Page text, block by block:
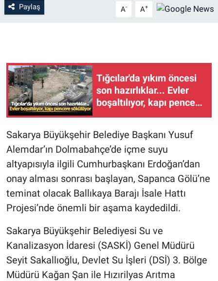
Paylaş A- A+
Tığcılar'da yıkım öncesi
son hazırlıklar... Evler
boşaltılıyor, kapı pencere
sökülüyor
Sakarya Büyükşehir Belediye Başkanı Yusuf
Alemdar’ın Dolmabahçe’de içme suyu
altyapısıyla ilgili Cumhurbaşkanı Erdoğan’dan
onay alması sonrası başlayan, Sapanca Gölü’ne
teminat olacak Ballıkaya Barajı İsale Hattı
Projesi’nde önemli bir aşama kaydedildi.
Sakarya Büyükşehir Belediyesi Su ve
Kanalizasyon İdaresi (SASKİ) Genel Müdürü
Seyit Sakallıoğlu, Devlet Su İşleri (DSİ) 3. Bölge
Müdürü Kağan Şan ile Hızırilyas Arıtma